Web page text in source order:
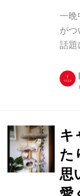
一晩
がつ
話題
キ
た
思